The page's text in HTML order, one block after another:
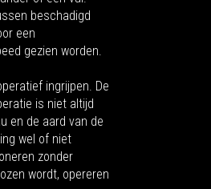
beschadigd
een
gezien worden.
ingrijpen. De
is niet altijd
en de aard van de
wel of niet
zonder
wordt, opereren